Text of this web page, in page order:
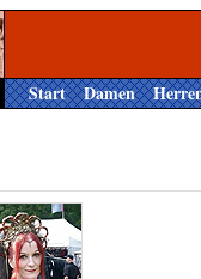
Start Damen